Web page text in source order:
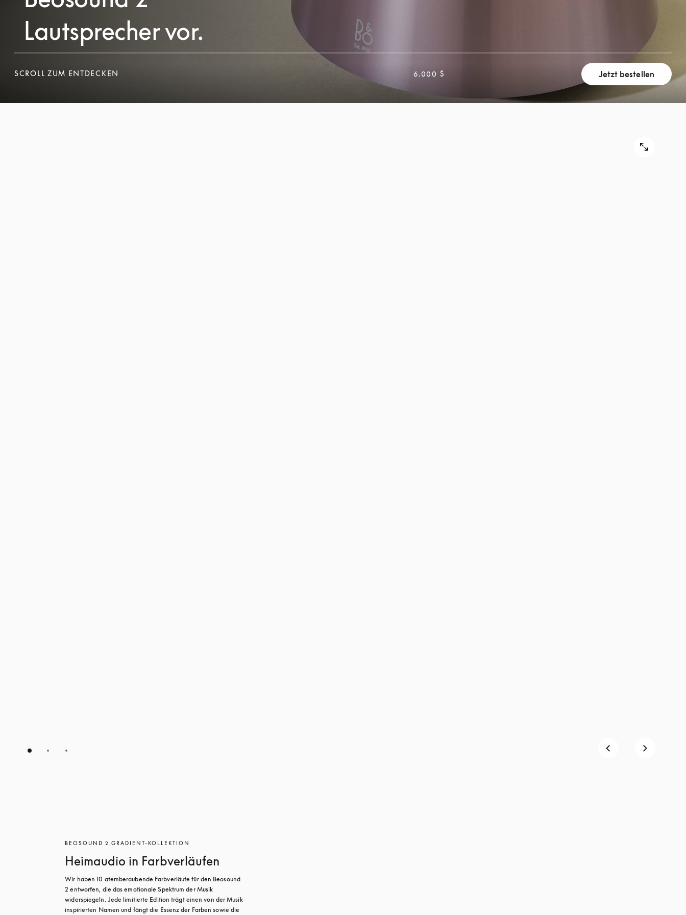
Lautsprecher vor.
SCROLL ZUM ENTDECKEN
6.000 $
Jetzt bestellen
BEOSOUND 2 GRADIENT-KOLLEKTION
Heimaudio in Farbverläufen
Wir haben 10 atemberaubende Farbverläufe für den Beosound
2 entworfen, die das emotionale Spektrum der Musik
widerspiegeln. Jede limitierte Edition trägt einen von der Musik
inspirierten Namen und fängt die Essenz der Farben sowie die